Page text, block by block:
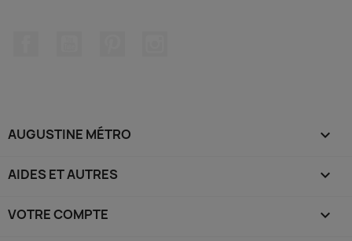
AUGUSTINE MÉTRO 
AIDES ET AUTRES 
VOTRE COMPTE 